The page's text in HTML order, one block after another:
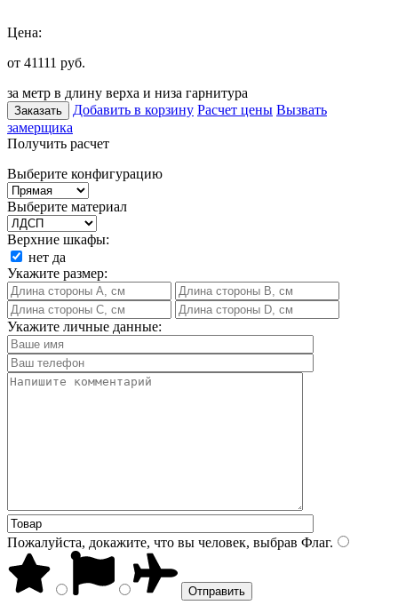
Цена:
от 41111 руб.
за метр в длину верха и низа гарнитура
Заказать Добавить в корзину Расчет цены Вызвать
замерщика
Получить расчет
Выберите конфигурацию
Выберите материал
Верхние шкафы:
нет да
Укажите размер:
Укажите личные данные:
Пожалуйста, докажите, что вы человек, выбрав Флаг.